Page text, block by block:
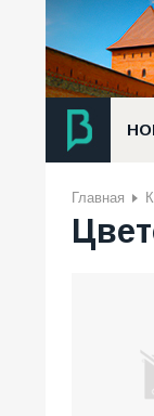
Главная